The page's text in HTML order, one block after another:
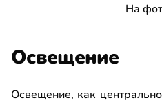
На
Освещение
Освещение, как